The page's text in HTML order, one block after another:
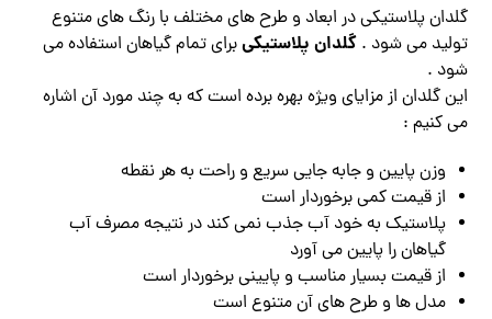
گلدان پلاستیکی در ابعاد و طرح های مختلف با رنگ های متنوع
تولید می شود .گلدان پلاستیکیبرای تمام گیاهان استفاده می
شود .
این گلدان از مزایای ویژه بهره برده است که به چند مورد آن اشاره
می کنیم :
وزن پایین و جابه جایی سریع و راحت به هر نقطه
از قیمت کمی برخوردار است
پلاستیک به خود آب جذب نمی کند در نتیجه مصرف آب
گیاهان را پایین می آورد
از قیمت بسیار مناسب و پایینی برخوردار است
مدل ها و طرح های آن متنوع است